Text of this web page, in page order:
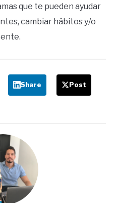
que te pueden ayudar
cambiar hábitos y/o
Share Post